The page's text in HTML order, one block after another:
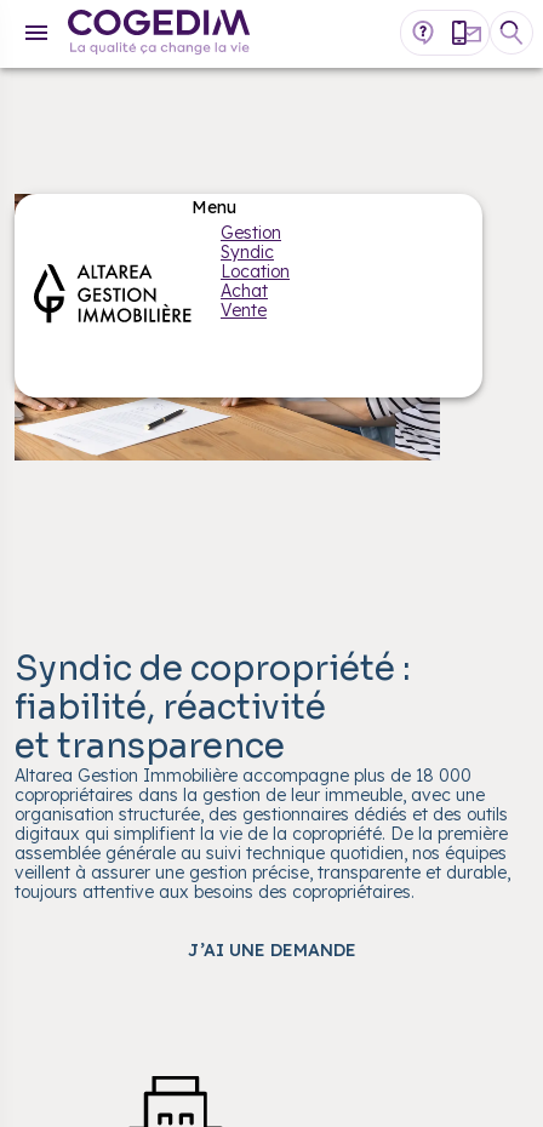
Gestion
Syndic
Location
Achat
Vente
Syndic de copropriété :
fiabilité, réactivité
et transparence
Altarea Gestion Immobilière accompagne plus de 18 000
copropriétaires dans la gestion de leur immeuble, avec une
organisation structurée, des gestionnaires dédiés et des outils
digitaux qui simplifient la vie de la copropriété. De la première
assemblée générale au suivi technique quotidien, nos équipes
veillent à assurer une gestion précise, transparente et durable,
toujours attentive aux besoins des copropriétaires.
J’AI UNE DEMANDE